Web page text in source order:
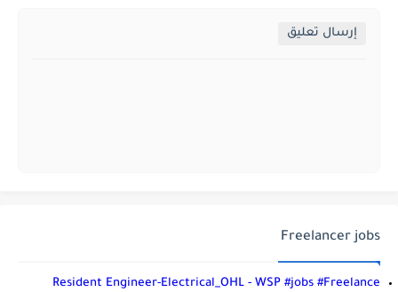
إرسال تعليق
Freelancer jobs
Resident Engineer-Electrical_OHL - WSP #jobs #Freelance